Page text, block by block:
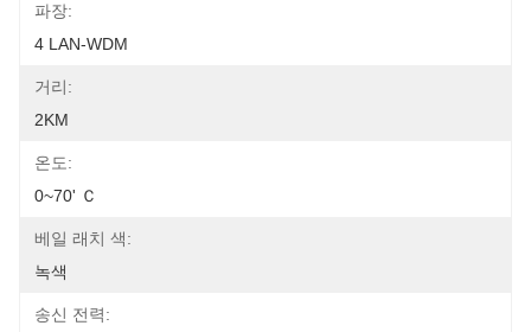
파장:
4 LAN-WDM
거리:
2KM
온도:
0~70' Ｃ
베일 래치 색:
녹색
송신 전력: